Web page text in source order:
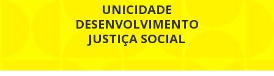
UNICIDADE
DESENVOLVIMENTO
JUSTIÇA SOCIAL